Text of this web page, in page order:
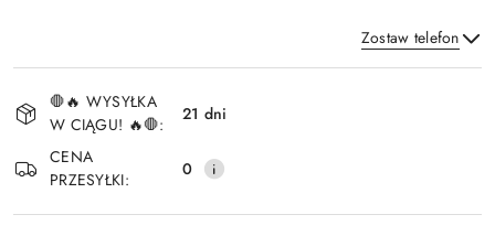
Zostaw telefon
i
dostawa
🛑🔥 WYSYŁKA
W CIĄGU! 🔥🛑:
21 dni
CENA
PRZESYŁKI:
0